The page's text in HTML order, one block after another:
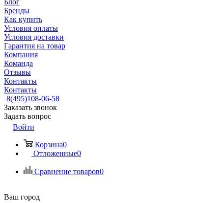
Блог
Бренды
Как купить
Условия оплаты
Условия доставки
Гарантия на товар
Компания
Команда
Отзывы
Контакты
Контакты
8(495)108-06-58
Заказать звонок
Задать вопрос
Войти
Корзина0
Отложенные0
Сравнение товаров0
Ваш город